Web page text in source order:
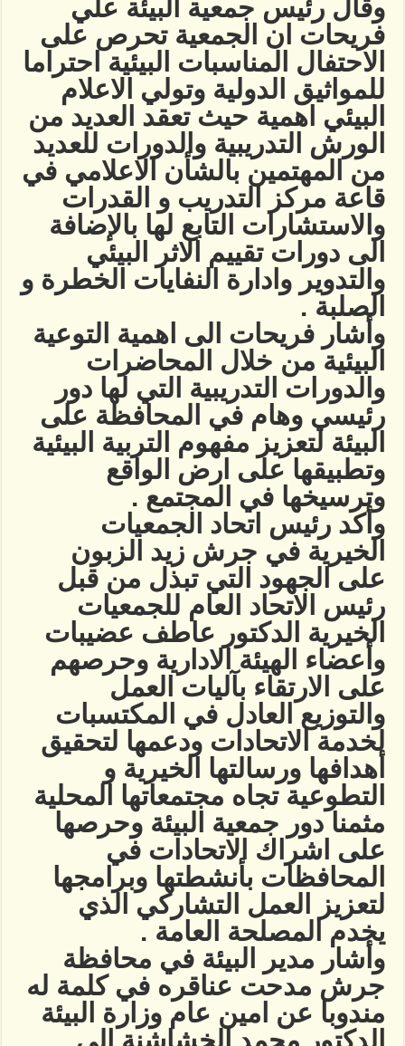
وقال رئيس جمعية البيئة علي
فريحات ان الجمعية تحرص على
الاحتفال المناسبات البيئية احتراما
للمواثيق الدولية وتولي الاعلام
البيئي اهمية حيث تعقد العديد من
الورش التدريبية والدورات للعديد
من المهتمين بالشأن الاعلامي في
قاعة مركز التدريب و القدرات
والاستشارات التابع لها بالإضافة
الى دورات تقييم الاثر البيئي
والتدوير وادارة النفايات الخطرة و
الصلبة .
وأشار فريحات الى اهمية التوعية
البيئية من خلال المحاضرات
والدورات التدريبية التي لها دور
رئيسي وهام في المحافظة على
البيئة لتعزيز مفهوم التربية البيئية
وتطبيقها على ارض الواقع
وترسيخها في المجتمع .
وأكد رئيس اتحاد الجمعيات
الخيرية في جرش زيد الزبون
على الجهود التي تبذل من قبل
رئيس الاتحاد العام للجمعيات
الخيرية الدكتور عاطف عضيبات
وأعضاء الهيئة الادارية وحرصهم
على الارتقاء بآليات العمل
والتوزيع العادل في المكتسبات
لخدمة الاتحادات ودعمها لتحقيق
أهدافها ورسالتها الخيرية و
التطوعية تجاه مجتمعاتها المحلية
مثمنا دور جمعية البيئة وحرصها
على اشراك الاتحادات في
المحافظات بأنشطتها وبرامجها
لتعزيز العمل التشاركي الذي
يخدم المصلحة العامة .
وأشار مدير البيئة في محافظة
جرش مدحت عناقره في كلمة له
مندوبا عن امين عام وزارة البيئة
الدكتور محمد الخشاشنة الى